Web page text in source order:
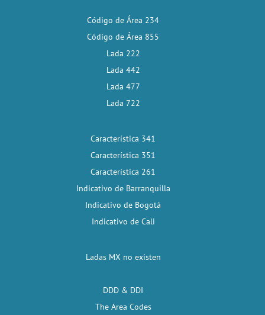
Código de Área 234
Código de Área 855
Lada 222
Lada 442
Lada 477
Lada 722
Característica 341
Característica 351
Característica 261
Indicativo de Barranquilla
Indicativo de Bogotá
Indicativo de Cali
Ladas MX no existen
DDD & DDI
The Area Codes